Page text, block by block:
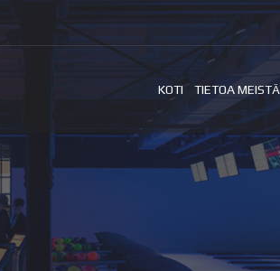
KOTI TIETOA MEISTÄ